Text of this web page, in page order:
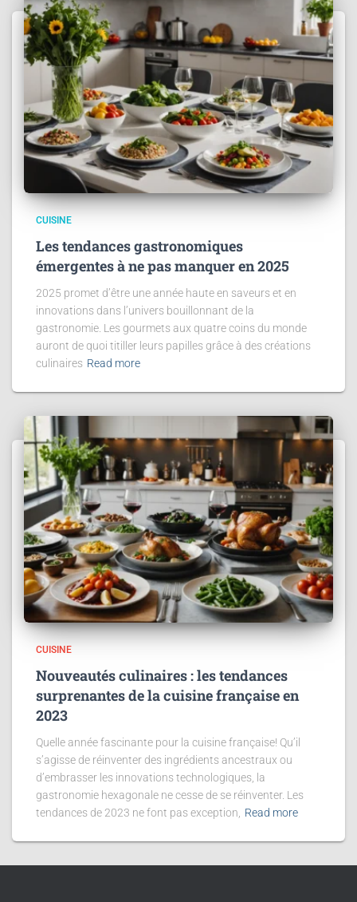
CUISINE
Les tendances gastronomiques
émergentes à ne pas manquer en 2025
2025 promet d’être une année haute en saveurs et en
innovations dans l’univers bouillonnant de la
gastronomie. Les gourmets aux quatre coins du monde
auront de quoi titiller leurs papilles grâce à des créations
culinaires Read more
CUISINE
Nouveautés culinaires : les tendances
surprenantes de la cuisine française en
2023
Quelle année fascinante pour la cuisine française! Qu’il
s’agisse de réinventer des ingrédients ancestraux ou
d’embrasser les innovations technologiques, la
gastronomie hexagonale ne cesse de se réinventer. Les
tendances de 2023 ne font pas exception,
Read more